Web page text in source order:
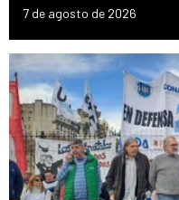
7 de agosto de 2026